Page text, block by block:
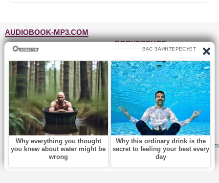
AUDIOBOOK-MP3.COM
Главная
Жанры
Блог
Топ-100
Авторы
Исполнители
Обратная связь
ПОПУЛЯРНОЕ
Фантастика и фэнтези
Детективы, триллеры
Для детей
Роман, проза
Приключения
Юмор, сатира
© 2010-2026Audiobook-mp3.com